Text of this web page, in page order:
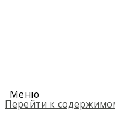
Меню
Перейти к